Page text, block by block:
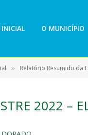
O MUNICÍPIO
» Relatório Resumido da
2022 –